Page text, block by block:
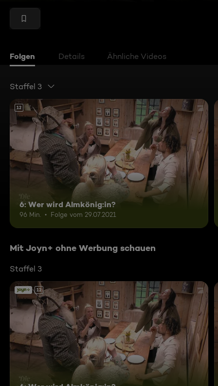
Folgen Details Ähnliche Videos
Staffel 3
12
6: Wer wird Almkönig:in?
96 Min. Folge vom 29.07.2021
Mit Joyn+ ohne Werbung schauen
Staffel 3
12